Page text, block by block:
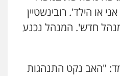
או הילד'. רובינשטיין
מנהל חדש'. המנהל נכנע
"האב נקט התנהגות